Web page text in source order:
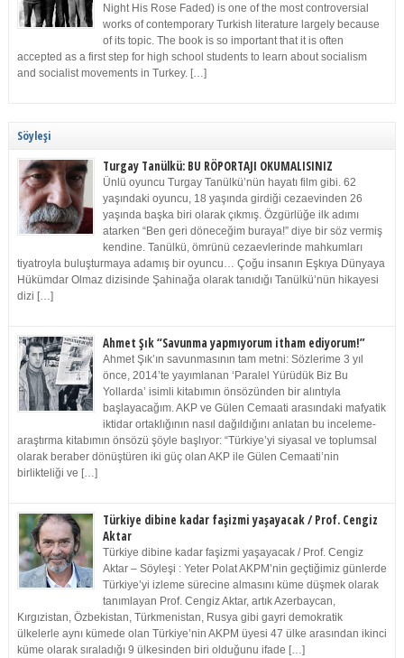
Night His Rose Faded) is one of the most controversial
works of contemporary Turkish literature largely because
of its topic. The book is so important that it is often
accepted as a first step for high school students to learn about socialism
and socialist movements in Turkey. […]
Söyleşi
Turgay Tanülkü: BU RÖPORTAJI OKUMALISINIZ
Ünlü oyuncu Turgay Tanülkü’nün hayatı film gibi. 62
yaşındaki oyuncu, 18 yaşında girdiği cezaevinden 26
yaşında başka biri olarak çıkmış. Özgürlüğe ilk adımı
atarken “Ben geri döneceğim buraya!” diye bir söz vermiş
kendine. Tanülkü, ömrünü cezaevlerinde mahkumları
tiyatroyla buluşturmaya adamış bir oyuncu… Çoğu insanın Eşkıya Dünyaya
Hükümdar Olmaz dizisinde Şahinağa olarak tanıdığı Tanülkü’nün hikayesi
dizi […]
Ahmet Şık “Savunma yapmıyorum itham ediyorum!”
Ahmet Şık’ın savunmasının tam metni: Sözlerime 3 yıl
önce, 2014’te yayımlanan ‘Paralel Yürüdük Biz Bu
Yollarda’ isimli kitabımın önsözünden bir alıntıyla
başlayacağım. AKP ve Gülen Cemaati arasındaki mafyatik
iktidar ortaklığının nasıl dağıldığını anlatan bu inceleme-
araştırma kitabımın önsözü şöyle başlıyor: “Türkiye’yi siyasal ve toplumsal
olarak beraber dönüştüren iki güç olan AKP ile Gülen Cemaati’nin
birlikteliği ve […]
Türkiye dibine kadar faşizmi yaşayacak / Prof. Cengiz
Aktar
Türkiye dibine kadar faşizmi yaşayacak / Prof. Cengiz
Aktar – Söyleşi : Yeter Polat AKPM’nin geçtiğimiz günlerde
Türkiye’yi izleme sürecine almasını küme düşmek olarak
tanımlayan Prof. Cengiz Aktar, artık Azerbaycan,
Kırgızistan, Özbekistan, Türkmenistan, Rusya gibi gayri demokratik
ülkelerle aynı kümede olan Türkiye’nin AKPM üyesi 47 ülke arasından ikinci
küme olarak sıraladığı 9 ülkesinden biri olduğunu ifade […]